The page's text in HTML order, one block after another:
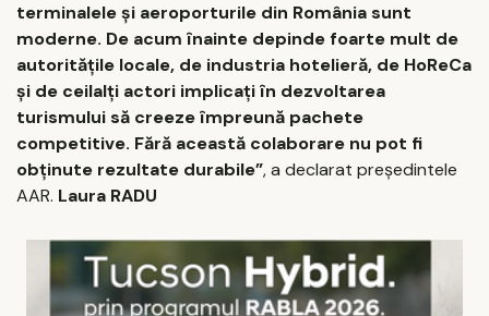
terminalele şi aeroporturile din România sunt
moderne. De acum înainte depinde foarte mult de
autorităţile locale, de industria hotelieră, de HoReCa
şi de ceilalţi actori implicaţi în dezvoltarea
turismului să creeze împreună pachete
competitive. Fără această colaborare nu pot fi
obţinute rezultate durabile”, a declarat preşedintele
AAR. Laura RADU